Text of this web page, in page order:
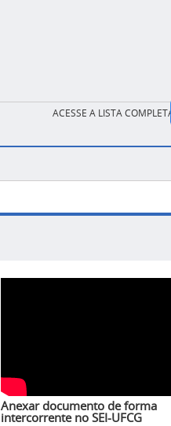
ACESSE A LISTA COMPLETA
Anexar documento de forma
intercorrente no SEI-UFCG